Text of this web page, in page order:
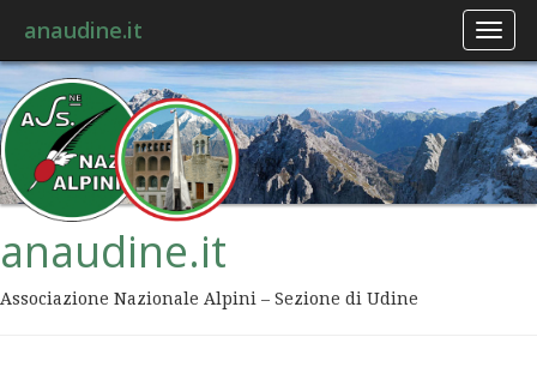
anaudine.it
anaudine.it
Associazione Nazionale Alpini – Sezione di Udine